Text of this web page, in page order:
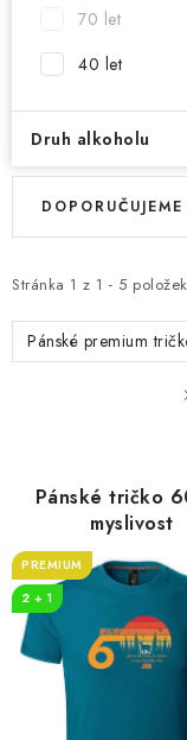
70 let
40 let
Druh alkoholu
V
i
s
p
t
ů
Stránka 1 z 1 - 5
Ř
e
n
í
k
t
ů
DOPORUČUJEME
Pánské premium
Pánské tričko
myslivost
PREMIUM
2 + 1